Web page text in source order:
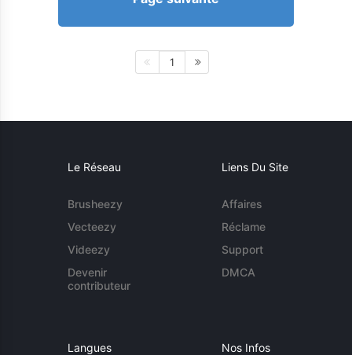
1
Le Réseau
Brusheezy
Vecteezy
Videezy
Devenir
contributeur
Liens Du Site
Affaires
Réclame
Support
DMCA
Langues Nos Infos